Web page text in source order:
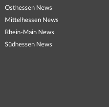
Osthessen News
Mittelhessen News
Rhein-Main News
Südhessen News